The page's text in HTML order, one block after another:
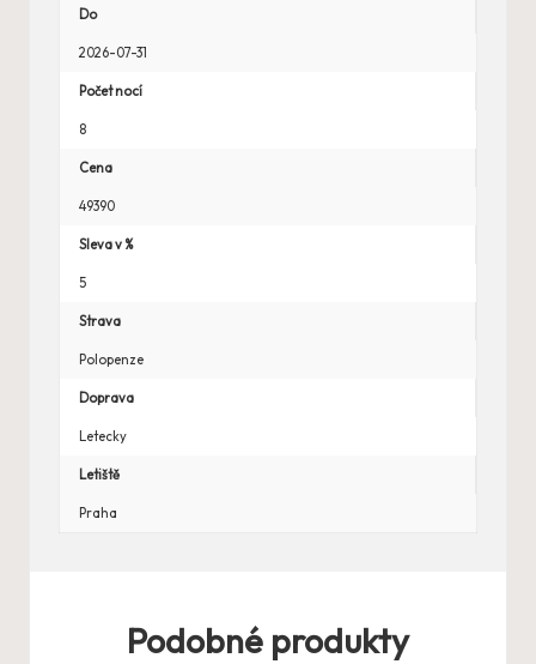
Do
2026-07-31
Počet nocí
8
Cena
49390
Sleva v %
5
Strava
Polopenze
Doprava
Letecky
Letiště
Praha
Podobné produkty